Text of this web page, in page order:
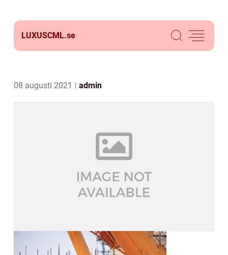
LUXUSCML.se
08 augusti 2021 admin